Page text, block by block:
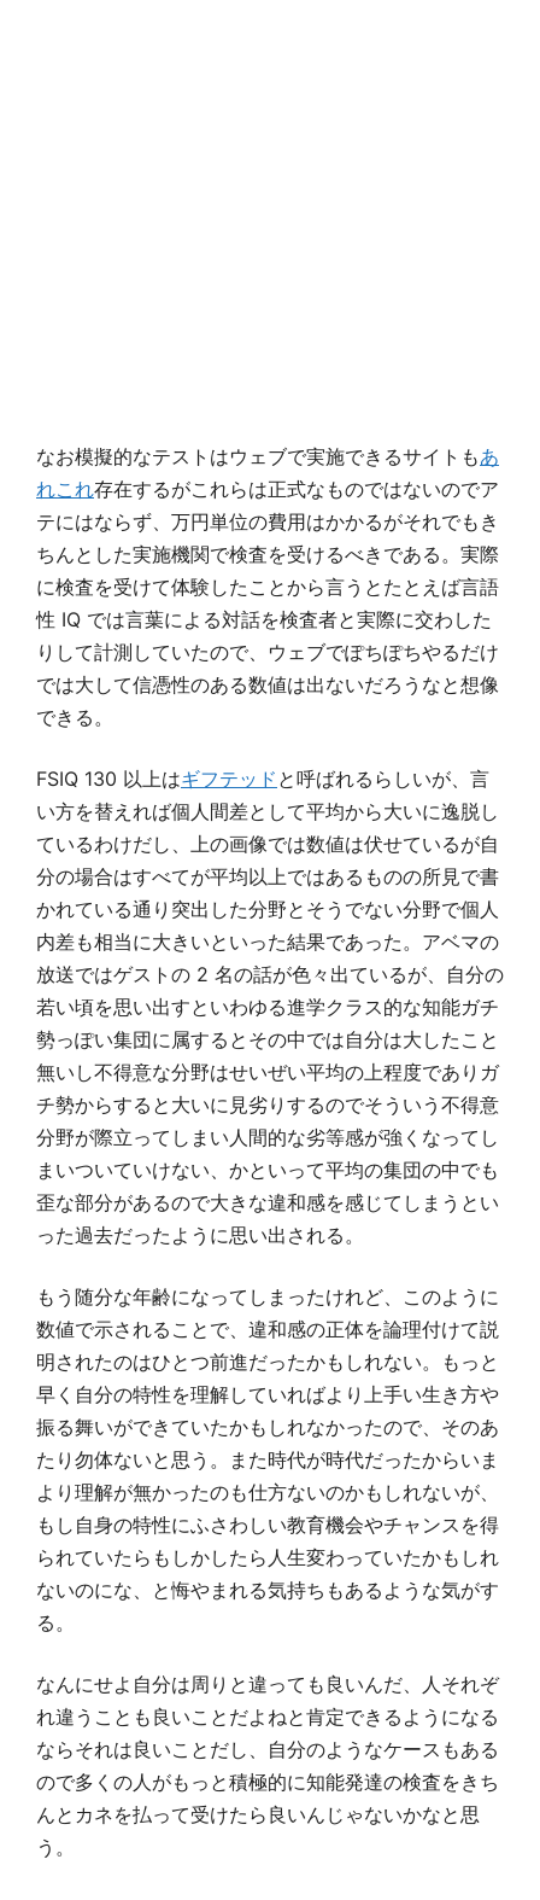
なお模擬的なテストはウェブで実施できるサイトもあ
れこれ存在するがこれらは正式なものではないのでア
テにはならず、万円単位の費用はかかるがそれでもき
ちんとした実施機関で検査を受けるべきである。実際
に検査を受けて体験したことから言うとたとえば言語
性 IQ では言葉による対話を検査者と実際に交わした
りして計測していたので、ウェブでぽちぽちやるだけ
では大して信憑性のある数値は出ないだろうなと想像
できる。
FSIQ 130 以上はギフテッド と呼ばれるらしいが、言
い方を替えれば個人間差として平均から大いに逸脱し
ているわけだし、上の画像では数値は伏せているが自
分の場合はすべてが平均以上ではあるものの所見で書
かれている通り突出した分野とそうでない分野で個人
内差も相当に大きいといった結果であった。アベマの
放送ではゲストの 2 名の話が色々出ているが、自分の
若い頃を思い出すといわゆる進学クラス的な知能ガチ
勢っぽい集団に属するとその中では自分は大したこと
無いし不得意な分野はせいぜい平均の上程度でありガ
チ勢からすると大いに見劣りするのでそういう不得意
分野が際立ってしまい人間的な劣等感が強くなってし
まいついていけない、かといって平均の集団の中でも
歪な部分があるので大きな違和感を感じてしまうとい
った過去だったように思い出される。
もう随分な年齢になってしまったけれど、このように
数値で示されることで、違和感の正体を論理付けて説
明されたのはひとつ前進だったかもしれない。もっと
早く自分の特性を理解していればより上手い生き方や
振る舞いができていたかもしれなかったので、そのあ
たり勿体ないと思う。また時代が時代だったからいま
より理解が無かったのも仕方ないのかもしれないが、
もし自身の特性にふさわしい教育機会やチャンスを得
られていたらもしかしたら人生変わっていたかもしれ
ないのにな、と悔やまれる気持ちもあるような気がす
る。
なんにせよ自分は周りと違っても良いんだ、人それぞ
れ違うことも良いことだよねと肯定できるようになる
ならそれは良いことだし、自分のようなケースもある
ので多くの人がもっと積極的に知能発達の検査をきち
んとカネを払って受けたら良いんじゃないかなと思
う。